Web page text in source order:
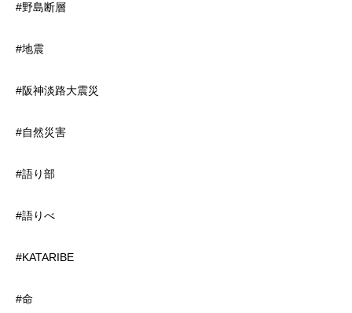
#野島断層
#地震
#阪神淡路大震災
#自然災害
#語り部
#語りべ
#KATARIBE
#命